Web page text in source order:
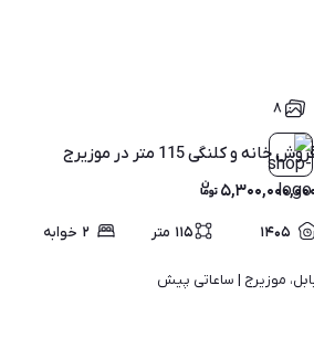
۸
خانه و کلنگی 115 متر در موزیرج
۱۴۰۵ ۱۱۵ متر ۲ خوابه
موزیرج | ساعاتی پیش